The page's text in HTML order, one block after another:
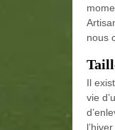
nous
Il
vie